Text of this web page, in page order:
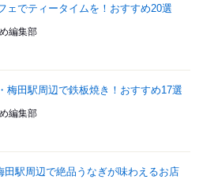
ェでティータイムを！おすすめ20選
編集部
梅田駅周辺で鉄板焼き！おすすめ17選
編集部
田駅周辺で絶品うなぎが味わえるお店